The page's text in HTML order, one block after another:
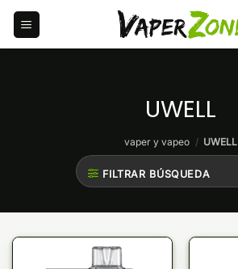
Saltar
contenido
UWELL
vaper y vapeo / UWELL
FILTRAR BÚSQUEDA